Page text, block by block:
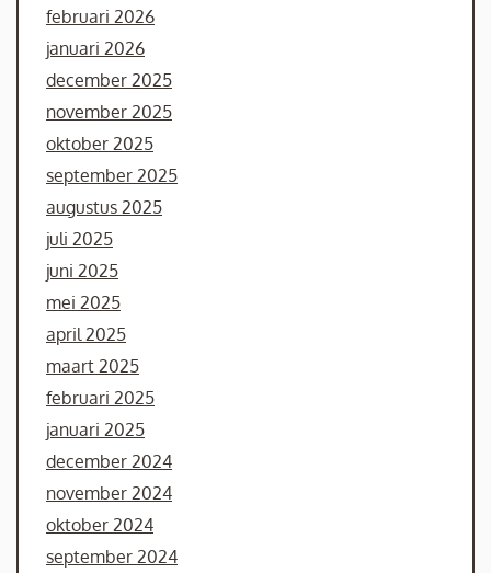
februari 2026
januari 2026
december 2025
november 2025
oktober 2025
september 2025
augustus 2025
juli 2025
juni 2025
mei 2025
april 2025
maart 2025
februari 2025
januari 2025
december 2024
november 2024
oktober 2024
september 2024